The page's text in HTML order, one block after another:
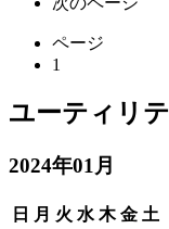
ページ
1
ユーティリ
2024年01月
日 月 火 水 木 金 土